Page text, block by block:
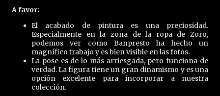
A favor:
El acabado de pintura es una preciosidad.
Especialmente en la zona de la ropa de Zoro,
podemos ver como Banpresto ha hecho un
magnífico trabajo y es bien visible en las fotos.
La pose es de lo más arriesgada, pero funciona de
verdad. La figura tiene un gran dinamismo y es una
opción excelente para incorporar a nuestra
colección.